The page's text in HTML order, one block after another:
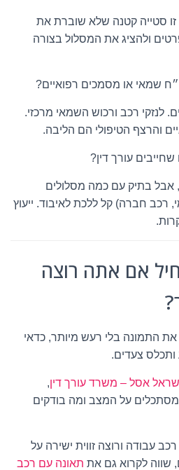
סטייה קטנה שלא שוברת את
ולהציג את המסלול בצורה
שמאי או מסמכים רפואיים?
לנזקי רכב ורכוש השמאי מרכזי.
והרצף הטיפולי הם הליבה.
עורך דין?
אבל בתיק עם כמה מסלולים
רכב חברה) קל ללכת לאיבוד. ייעוץ
אם אתה רוצה
התמונה בלי רעש מיותר, כדאי
ותכלס צעדים.
אסל – משרד עורך דין,
על המצב ומה בודקים
עבודה ורוצה זווית ישירה על
לקרוא גם את תאונה עם רכב